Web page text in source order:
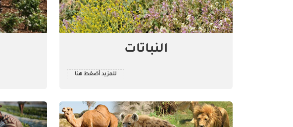
النباتات
للمزيد أضغط هنا